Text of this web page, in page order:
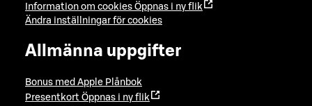
Information om cookies Öppnas i ny flik
Ändra inställningar för cookies
Allmänna uppgifter
Bonus med Apple Plånbok
Presentkort Öppnas i ny flik